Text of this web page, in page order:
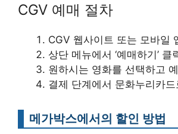
CGV 예매 절차
CGV 웹사이트 또는 모바일
상단 메뉴에서 ‘예매하기’ 클
원하시는 영화를 선택하고
결제 단계에서 문화누리카드
메가박스에서의 할인 방법